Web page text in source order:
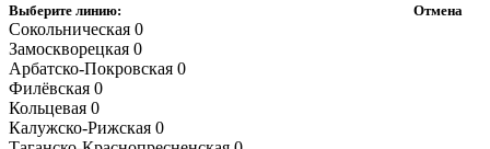
Выберите линию: Отмена
Сокольническая 0
Замоскворецкая 0
Арбатско-Покровская 0
Филёвская 0
Кольцевая 0
Калужско-Рижская 0